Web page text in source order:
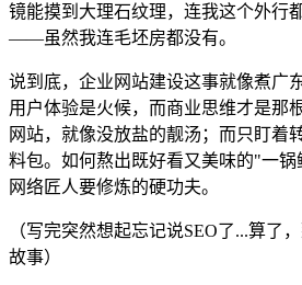
镜能摸到大理石纹理，连我这个外行
——虽然我连毛坯房都没有。
说到底，企业网站建设这事就像煮广
用户体验是火候，而商业思维才是那
网站，就像没放盐的靓汤；而只盯着
料包。如何熬出既好看又美味的"一
网络匠人要修炼的硬功夫。
（写完突然想起忘记说SEO了...算了
故事）